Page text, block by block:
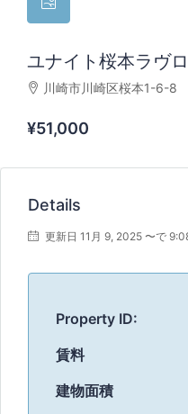
ユナイト桜本ラヴ
川崎市川崎区桜本1-6-8
¥51,000
Details
更新日 11月 9, 2025 〜で
Property ID:
賃料
建物面積